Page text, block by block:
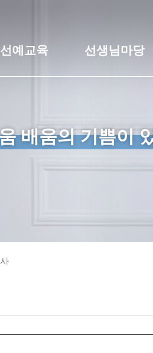
선예교육 선생님마당
배움의 기쁨이